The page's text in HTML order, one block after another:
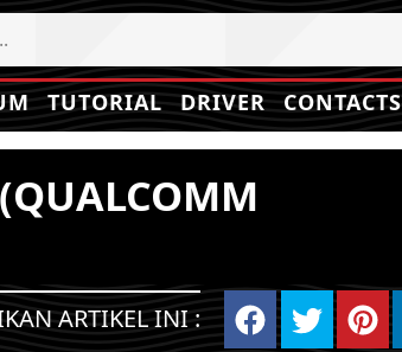
TUTORIAL DRIVER CONTACTS
ARTIKEL INI :